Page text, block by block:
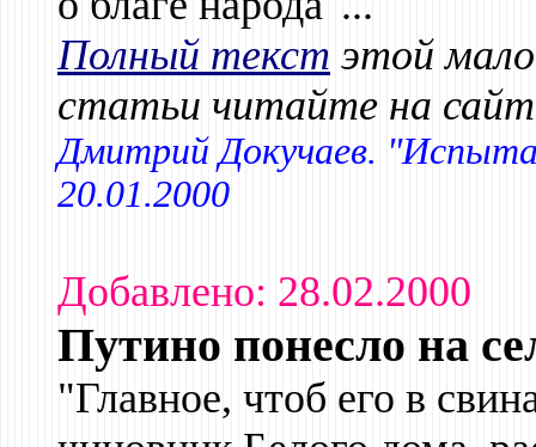
Полный текст этой
статьи читайте на
Дмитрий Докучаев.
20.01.2000
Добавлено: 28.02.2000
Путино понесло на
"Главное, чтоб его в